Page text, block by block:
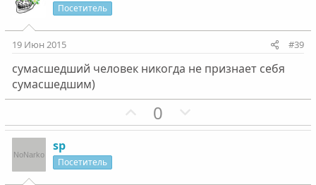
т
н
ы
г
т
н
ы
г
Посетитель
19 Июн 2015 #39
сумасшедший человек никогда не признает себя
сумасшедшим)
П
о
т
0
е
т
sp
Посетитель